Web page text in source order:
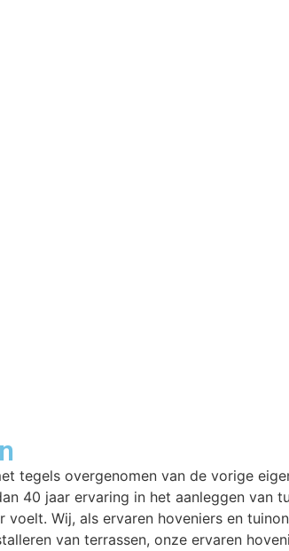
tegels overgenomen van de vorige
40 jaar ervaring in het aanleggen van
Wij, als ervaren hoveniers en
van terrassen, onze ervaren